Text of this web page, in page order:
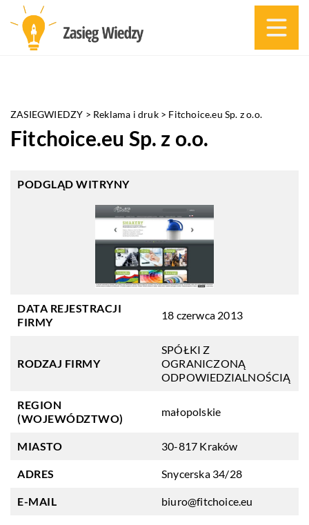
ZASIEGWIEDZY > Reklama i druk> Fitchoice.eu Sp. z o.o.
Fitchoice.eu Sp. z o.o.
PODGLĄD WITRYNY
DATA REJESTRACJI
FIRMY
18 czerwca 2013
RODZAJ FIRMY
SPÓŁKI Z
OGRANICZONĄ
ODPOWIEDZIALNOŚCIĄ
REGION
(WOJEWÓDZTWO)
małopolskie
MIASTO 30-817 Kraków
ADRES Snycerska 34/28
E-MAIL biuro@fitchoice.eu